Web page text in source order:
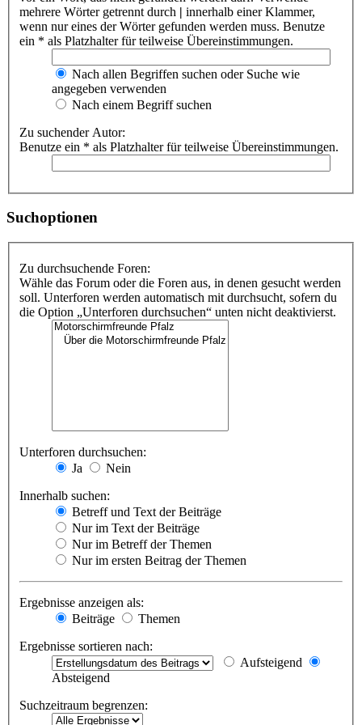
mehrere Wörter getrennt durch | innerhalb einer Klammer,
wenn nur eines der Wörter gefunden werden muss. Benutze
ein * als Platzhalter für teilweise Übereinstimmungen.
Nach allen Begriffen suchen oder Suche wie
angegeben verwenden
Nach einem Begriff suchen
Zu suchender Autor:
Benutze ein * als Platzhalter für teilweise Übereinstimmungen.
Suchoptionen
Zu durchsuchende Foren:
Wähle das Forum oder die Foren aus, in denen gesucht werden
soll. Unterforen werden automatisch mit durchsucht, sofern du
die Option „Unterforen durchsuchen“ unten nicht deaktivierst.
Unterforen durchsuchen:
Ja
Nein
Innerhalb suchen:
Betreff und Text der Beiträge
Nur im Text der Beiträge
Nur im Betreff der Themen
Nur im ersten Beitrag der Themen
Ergebnisse anzeigen als:
Beiträge
Themen
Ergebnisse sortieren nach:
Aufsteigend
Absteigend
Suchzeitraum begrenzen: